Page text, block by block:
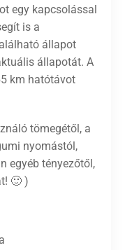
egy kapcsolással
is a
állapot
állapotát. A
km hatótávot
tömegétől, a
nyomástól,
egyéb tényezőtől,
🙂 )